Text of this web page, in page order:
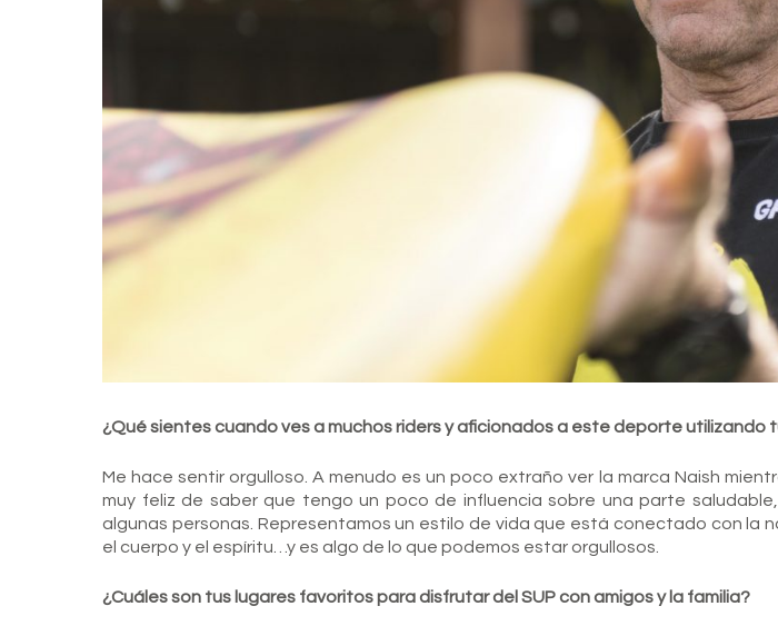
¿Qué sientes cuando ves a muchos riders y aficionados a este deporte utilizando
Me hace sentir orgulloso. A menudo es un poco extraño ver la marca Naish
muy feliz de saber que tengo un poco de influencia sobre una parte
algunas personas. Representamos un estilo de vida que está conectado con la
el cuerpo y el espíritu…y es algo de lo que podemos estar orgullosos.
¿Cuáles son tus lugares favoritos para disfrutar del SUP con amigos y la familia?